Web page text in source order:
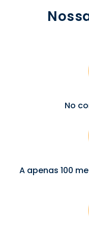
No
A apenas 100